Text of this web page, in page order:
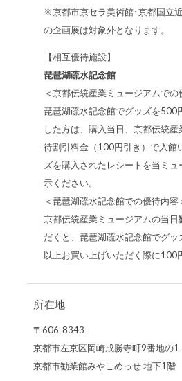
※京都市京セラ美術館･京都国立
の企画展は対象外となります。
【相互優待施設】
琵琶湖疏水記念館
＜京都伝統産業ミュージアムでの
琵琶湖疏水記念館でグッズを500
した方は、購入当日、京都伝統
待割引料金（100円引き）で入館
ズを購入されたレシートを当ミ
示ください。
＜琵琶湖疏水記念館での優待内容
京都伝統産業ミュージアムの当日
だくと、琵琶湖疏水記念館でグッ
以上お買い上げいただく際に100
所在地
〒606-8343
京都市左京区岡崎成勝寺町9番地の1
京都市勧業館みやこめっせ 地下1階